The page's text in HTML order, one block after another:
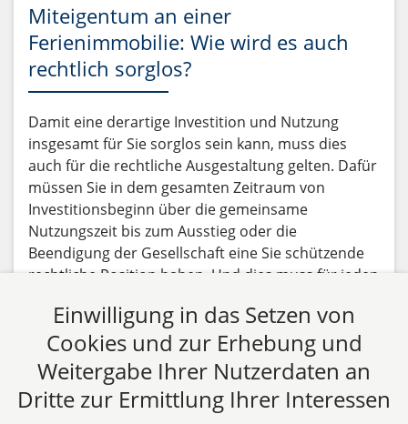
Miteigentum an einer
Ferienimmobilie: Wie wird es auch
rechtlich sorglos?
Damit eine derartige Investition und Nutzung
insgesamt für Sie sorglos sein kann, muss dies
auch für die rechtliche Ausgestaltung gelten. Dafür
müssen Sie in dem gesamten Zeitraum von
Investitionsbeginn über die gemeinsame
Nutzungszeit bis zum Ausstieg oder die
Beendigung der Gesellschaft eine Sie schützende
rechtliche Position haben. Und dies muss für jeden
gelten.
Beitrag lesen
Einwilligung in das Setzen von
Cookies und zur Erhebung und
Weitergabe Ihrer Nutzerdaten an
Dritte zur Ermittlung Ihrer Interessen